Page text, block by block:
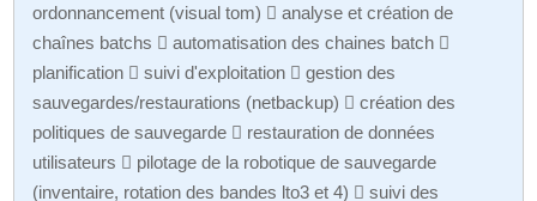
ordonnancement (visual tom)  analyse et création de
chaînes batchs  automatisation des chaines batch 
planification  suivi d'exploitation  gestion des
sauvegardes/restaurations (netbackup)  création des
politiques de sauvegarde  restauration de données
utilisateurs  pilotage de la robotique de sauvegarde
(inventaire, rotation des bandes lto3 et 4)  suivi des